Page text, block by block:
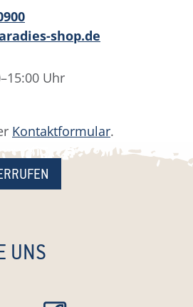
shop.de
Uhr
Kontaktformular.
UNS